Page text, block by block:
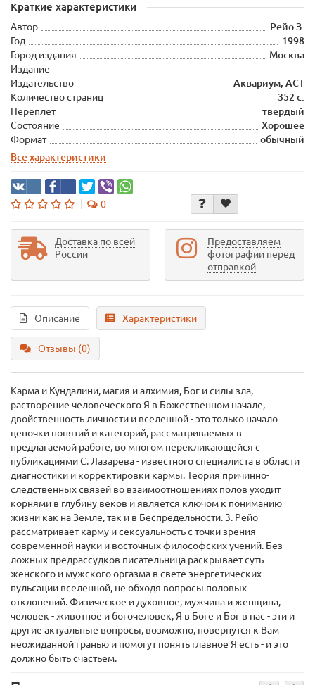
Краткие характеристики
Автор
Рейо З.
Год
1998
Город издания
Москва
Издание
-
Издательство
Аквариум, АСТ
Количество страниц
352 с.
Переплет
твердый
Состояние
Хорошее
Формат
обычный
Все характеристики
0
Доставка по всей
России
Предоставляем
фотографии перед
отправкой
Описание Характеристики
Отзывы (0)
Карма и Кундалини, магия и алхимия, Бог и силы зла,
растворение человеческого Я в Божественном начале,
двойственность личности и вселенной - это только начало
цепочки понятий и категорий, рассматриваемых в
предлагаемой работе, во многом перекликающейся с
публикациями С. Лазарева - известного специалиста в области
диагностики и корректировки кармы. Теория причинно-
следственных связей во взаимоотношениях полов уходит
корнями в глубину веков и является ключом к пониманию
жизни как на Земле, так и в Беспредельности. 3. Рейо
рассматривает карму и сексуальность с точки зрения
современной науки и восточных философских учений. Без
ложных предрассудков писательница раскрывает суть
женского и мужского оргазма в свете энергетических
пульсации вселенной, не обходя вопросы половых
отклонений. Физическое и духовное, мужчина и женщина,
человек - животное и богочеловек, Я в Боге и Бог в нас - эти и
другие актуальные вопросы, возможно, повернутся к Вам
неожиданной гранью и помогут понять главное Я есть - и это
должно быть счастьем.